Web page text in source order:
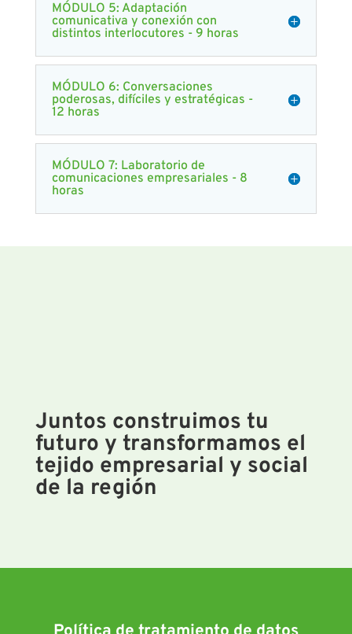
MÓDULO 5: Adaptación
comunicativa y conexión con
distintos interlocutores - 9 horas
MÓDULO 6: Conversaciones
poderosas, difíciles y estratégicas -
12 horas
MÓDULO 7: Laboratorio de
comunicaciones empresariales - 8
horas
Juntos construimos tu
futuro y transformamos el
tejido empresarial y social
de la región